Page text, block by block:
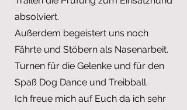
absolviert.
Außerdem begeistert uns noch
Fährte und Stöbern als Nasenarbeit.
Turnen für die Gelenke und für den
Spaß Dog Dance und Treibball.
Ich freue mich auf Euch da ich sehr